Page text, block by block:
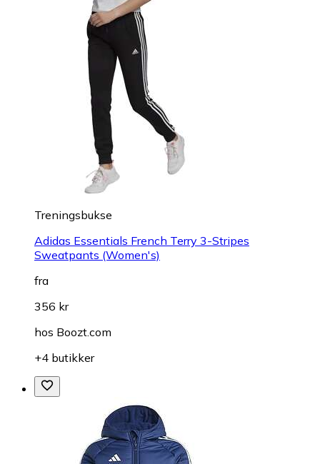
Treningsbukse
Adidas Essentials French Terry 3-Stripes
Sweatpants (Women's)
fra
356 kr
hos Boozt.com
+4 butikker